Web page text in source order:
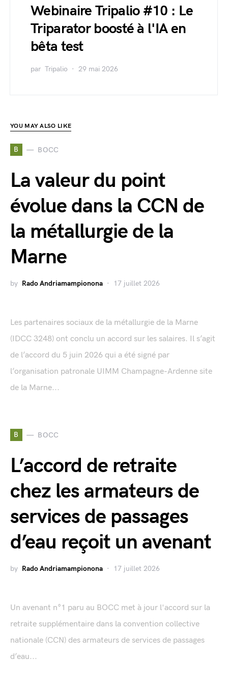
Webinaire Tripalio #10 : Le
Triparator boosté à l'IA en
bêta test
par Tripalio 29 mai 2026
YOU MAY ALSO LIKE
B BOCC
La valeur du point
évolue dans la CCN de
la métallurgie de la
Marne
by Rado Andriamampionona 17 juillet 2026
Les partenaires sociaux de la métallurgie de la Marne
(IDCC 3248) ont conclu un accord sur les salaires. Il s’agit
de l’accord du 5 juin 2026 qui a été signé par
l’organisation patronale UIMM Champagne-Ardenne site
de la Marne...
B BOCC
L’accord de retraite
chez les armateurs de
services de passages
d’eau reçoit un avenant
by Rado Andriamampionona 17 juillet 2026
Un avenant n°1 paru au BOCC met à jour l'accord sur la
retraite supplémentaire dans la convention collective
nationale (CCN) des armateurs de services de passages
d’eau...